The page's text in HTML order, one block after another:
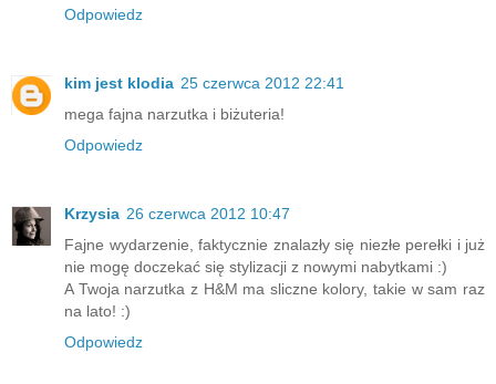
Odpowiedz
kim jest klodia 25 czerwca 2012 22:41
mega fajna narzutka i biżuteria!
Odpowiedz
Krzysia 26 czerwca 2012 10:47
Fajne wydarzenie, faktycznie znalazły się niezłe perełki i już
nie mogę doczekać się stylizacji z nowymi nabytkami :)
A Twoja narzutka z H&M ma sliczne kolory, takie w sam raz
na lato! :)
Odpowiedz